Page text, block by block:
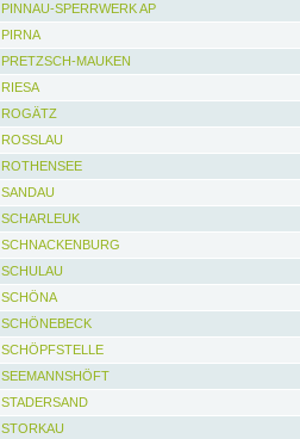
PINNAU-SPERRWERK AP
PIRNA
PRETZSCH-MAUKEN
RIESA
ROGÄTZ
ROSSLAU
ROTHENSEE
SANDAU
SCHARLEUK
SCHNACKENBURG
SCHULAU
SCHÖNA
SCHÖNEBECK
SCHÖPFSTELLE
SEEMANNSHÖFT
STADERSAND
STORKAU